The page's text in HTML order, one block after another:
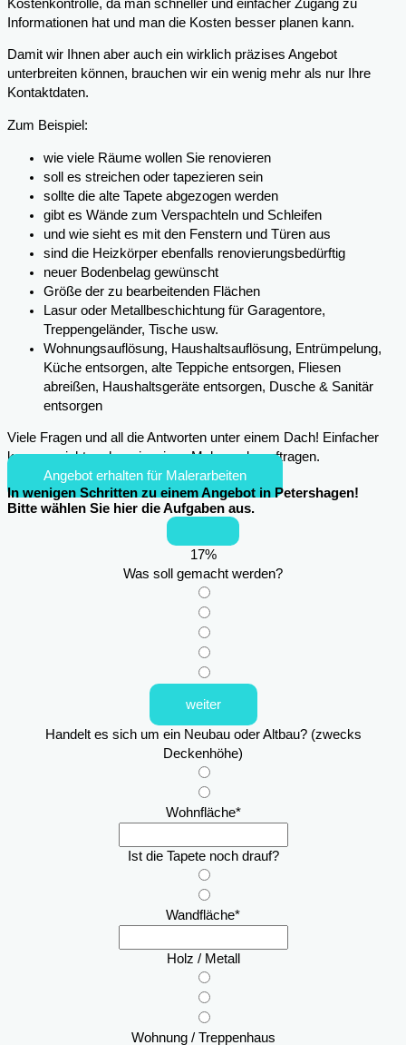
Kostenkontrolle, da man schneller und einfacher Zugang zu
Informationen hat und man die Kosten besser planen kann.
Damit wir Ihnen aber auch ein wirklich präzises Angebot
unterbreiten können, brauchen wir ein wenig mehr als nur Ihre
Kontaktdaten.
Zum Beispiel:
wie viele Räume wollen Sie renovieren
soll es streichen oder tapezieren sein
sollte die alte Tapete abgezogen werden
gibt es Wände zum Verspachteln und Schleifen
und wie sieht es mit den Fenstern und Türen aus
sind die Heizkörper ebenfalls renovierungsbedürftig
neuer Bodenbelag gewünscht
Größe der zu bearbeitenden Flächen
Lasur oder Metallbeschichtung für Garagentore,
Treppengeländer, Tische usw.
Wohnungsauflösung, Haushaltsauflösung, Entrümpelung,
Küche entsorgen, alte Teppiche entsorgen, Fliesen
abreißen, Haushaltsgeräte entsorgen, Dusche & Sanitär
entsorgen
Viele Fragen und all die Antworten unter einem Dach! Einfacher
kann es nicht mehr sein, einen Maler zu beauftragen.
Angebot erhalten für Malerarbeiten
In wenigen Schritten zu einem Angebot in Petershagen!
Bitte wählen Sie hier die Aufgaben aus.
17%
Was soll gemacht werden?
weiter
Handelt es sich um ein Neubau oder Altbau? (zwecks
Deckenhöhe)
Wohnfläche*
Ist die Tapete noch drauf?
Wandfläche*
Holz / Metall
Wohnung / Treppenhaus